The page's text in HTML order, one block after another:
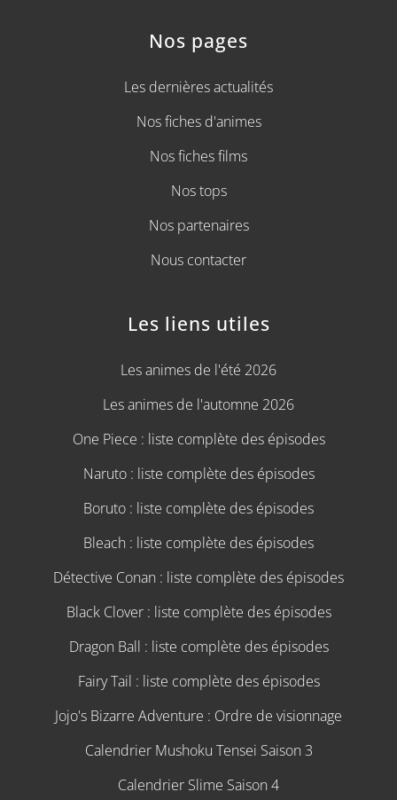
Nos pages
Les dernières actualités
Nos fiches d'animes
Nos fiches films
Nos tops
Nos partenaires
Nous contacter
Les liens utiles
Les animes de l'été 2026
Les animes de l'automne 2026
One Piece : liste complète des épisodes
Naruto : liste complète des épisodes
Boruto : liste complète des épisodes
Bleach : liste complète des épisodes
Détective Conan : liste complète des épisodes
Black Clover : liste complète des épisodes
Dragon Ball : liste complète des épisodes
Fairy Tail : liste complète des épisodes
Jojo's Bizarre Adventure : Ordre de visionnage
Calendrier Mushoku Tensei Saison 3
Calendrier Slime Saison 4